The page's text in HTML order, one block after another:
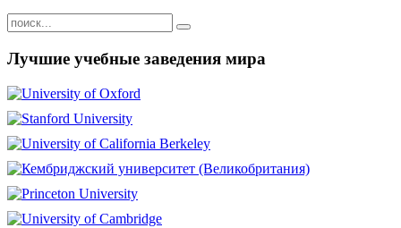
Лучшие учебные заведения мира